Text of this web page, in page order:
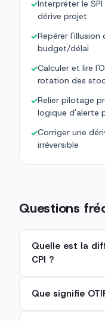
✓Interpréter le
dérive projet
✓Repérer l'illusion
budget/délai
✓Calculer et lire
rotation des
✓Relier pilotage
logique d'alerte
✓Corriger une
irréversible
Questions
Quelle est la
CPI ?
Que signifie